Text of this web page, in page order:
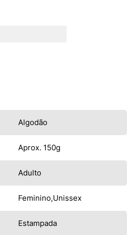
Algodão
Aprox. 150g
Adulto
Feminino Unissex
Estampada